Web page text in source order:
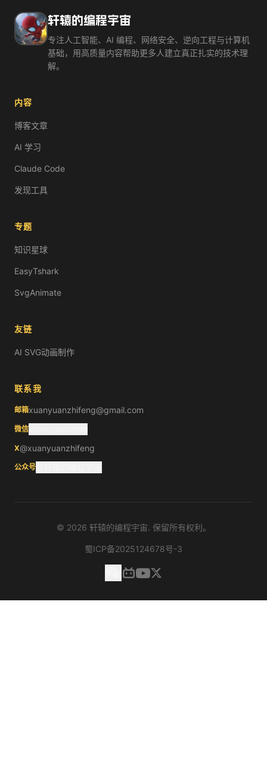
轩辕的编程宇宙
专注人工智能、AI 编程、网络安全、逆向工程与计算机
基础，用高质量内容帮助更多人建立真正扎实的技术理
解。
内容
博客文章
AI 学习
Claude Code
发现工具
专题
知识星球
EasyTshark
SvgAnimate
友链
AI SVG动画制作
联系我
邮箱xuanyuanzhifeng@gmail.com
微信
X@xuanyuanzhifeng
公众号
© 2026 轩辕的编程宇宙. 保留所有权利。
蜀ICP备2025124678号-3